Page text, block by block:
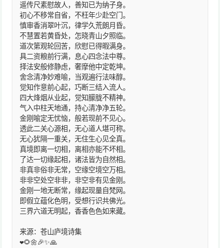
遥传尺素慰故人，善知已为纳子身。
初心不移常自省，不枉年少赴空门。
慎审香消翠叶沉，律学久荒朗月昏。
不慧置若黄昏处，怎晓青山夕照临。
道次第观轮回苦，欣慰已得暇满身。
具二资粮前行满，息心四念法中尊。
择法安般修静虑，奢摩他中定乾坤。
舍念清净妙难喻，当观遍行法味醇。
觉知作意前心起，巧断三结入流人。
四大烽烟从业起，觉知朦胧不精神。
气入中柱天地通，持心清净净五轮。
金刚喻定无忧恼，般若现前不见心。
透此二关心源相，无心道人堪可称。
无心犹隔一重关，无住生心见全真。
真境即离一切相，离相亦能不坏相。
了达一切缘起相，诸法皆为自然相。
非真非俗非无常，空缘空境空万相。
非非空处空非非，非空非有见金刚。
金刚一地无断常，缘起现量自梵网。
即假立蕴化色明，受想行识共佛光。
三界六道无明起，香香色色如来藏。
来源：苍山庐境诗集
❤️🌻🌼🎉✨🙏